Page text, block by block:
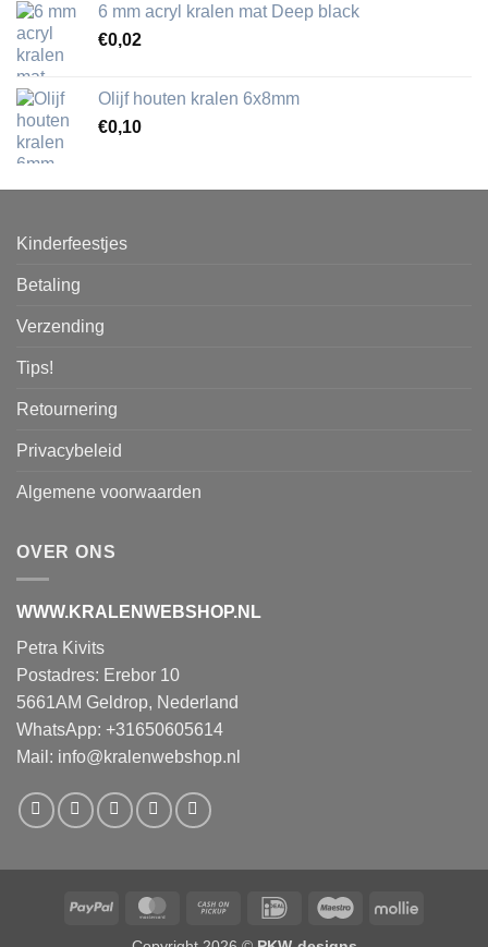
6 mm acryl kralen mat Deep black
€0,02
Olijf houten kralen 6x8mm
€0,10
Kinderfeestjes
Betaling
Verzending
Tips!
Retournering
Privacybeleid
Algemene voorwaarden
OVER ONS
WWW.KRALENWEBSHOP.NL
Petra Kivits
Postadres: Erebor 10
5661AM Geldrop, Nederland
WhatsApp: +31650605614
Mail: info@kralenwebshop.nl
PayPal MasterCardCash
IDeal Maestro Mollie